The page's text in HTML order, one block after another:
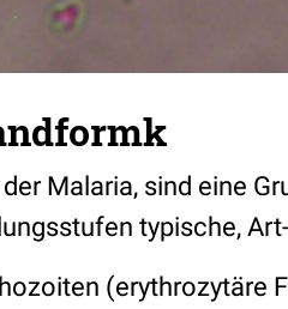
Malaria, sind eine
typische,
(erythrozytäre